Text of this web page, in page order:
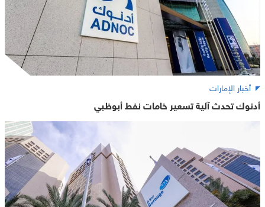
أخبار الإمارات
أدنوك تحدث آلية تسعير خامات نفط أبوظبي